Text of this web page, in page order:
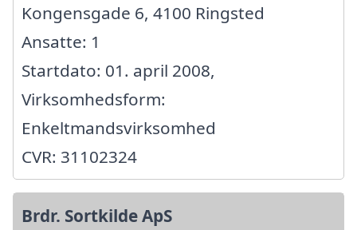
Kongensgade 6, 4100 Ringsted
Ansatte: 1
Startdato: 01. april 2008,
Virksomhedsform:
Enkeltmandsvirksomhed
CVR: 31102324
Brdr. Sortkilde ApS